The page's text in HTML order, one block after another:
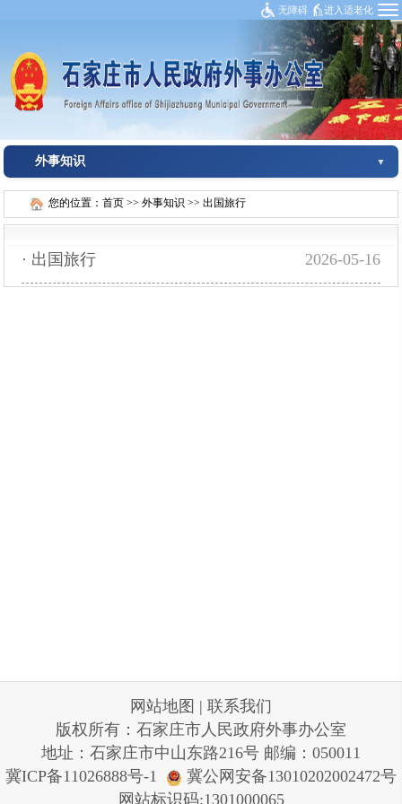
无障碍 进入适老化
外事知识
您的位置：首页 >>外事知识 >>出国旅行
· 出国旅行 2026-05-16
网站地图 | 联系我们
版权所有：石家庄市人民政府外事办公室
地址：石家庄市中山东路216号 邮编：050011
冀ICP备11026888号-1
冀公网安备13010202002472号
网站标识码:1301000065